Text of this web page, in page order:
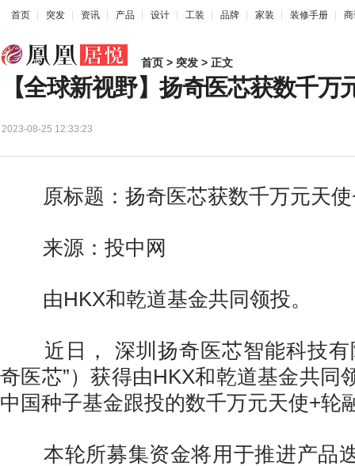
首页 突发 资讯 产品 设计 工装 品牌 家装 装修手册
首页 > 突发 > 正文
【全球新视野】扬奇医芯获数千万
2023-08-25 12:33:23
原标题：扬奇医芯获数千万元天使
来源：投中网
由HKX和乾道基金共同领投。
近日， 深圳扬奇医芯智能科技有
奇医芯”）获得由HKX和乾道基金共同
中国种子基金跟投的数千万元天使+轮
本轮所募集资金将用于推进产品